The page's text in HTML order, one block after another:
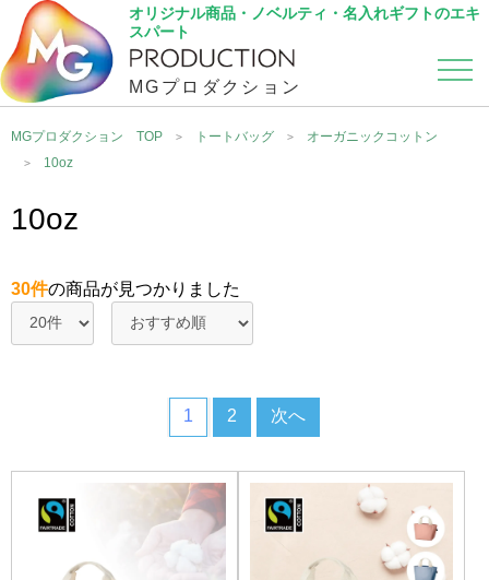
オリジナル商品・ノベルティ・名入れギフトのエキ
スパート
MGプロダクション
カテゴリから選ぶ こだわり検索
MGプロダクション TOP トートバッグ
オーガニックコットン
10oz
10oz
30件の商品が見つかりました
1 2 次へ